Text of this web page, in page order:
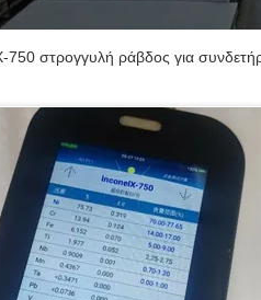
στρογγυλή ράβδος για